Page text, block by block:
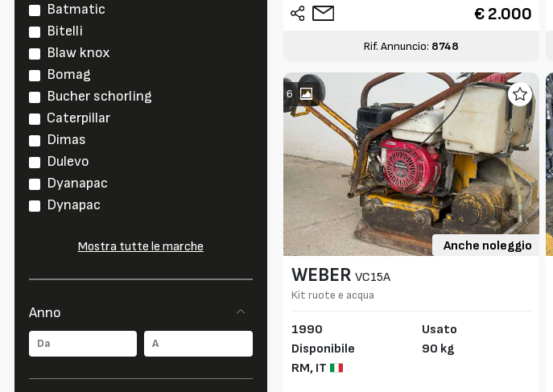
Batmatic
Bitelli
Blaw knox
Bomag
Bucher schorling
Caterpillar
Dimas
Dulevo
Dyanapac
Dynapac
Mostra tutte le marche
Anno
€ 2.000
Rif. Annuncio: 8748
6
Anche noleggio
WEBER VC15A
Kit ruote e acqua
1990
Disponibile
RM,IT
Usato
90 kg